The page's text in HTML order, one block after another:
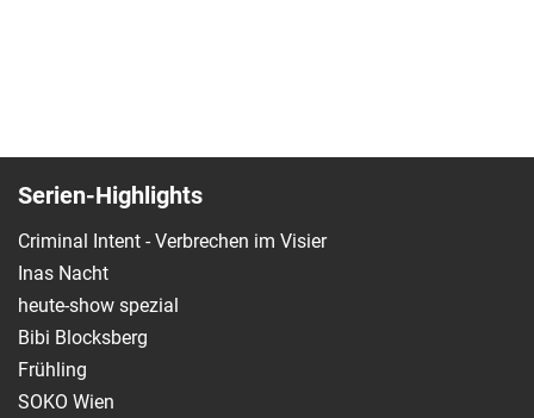
Serien-Highlights
Criminal Intent - Verbrechen im Visier
Inas Nacht
heute-show spezial
Bibi Blocksberg
Frühling
SOKO Wien